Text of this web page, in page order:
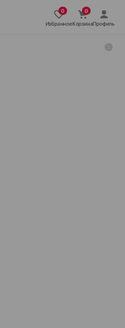
ИзбранноеКорзинаПрофиль